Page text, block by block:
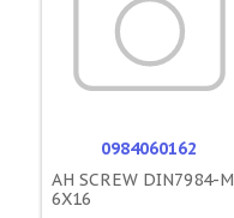
0984060162
AH SCREW DIN7984-M
6X16